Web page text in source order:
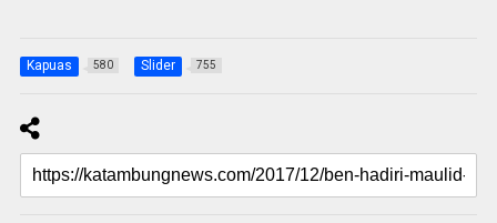
Kapuas 580 Slider 755